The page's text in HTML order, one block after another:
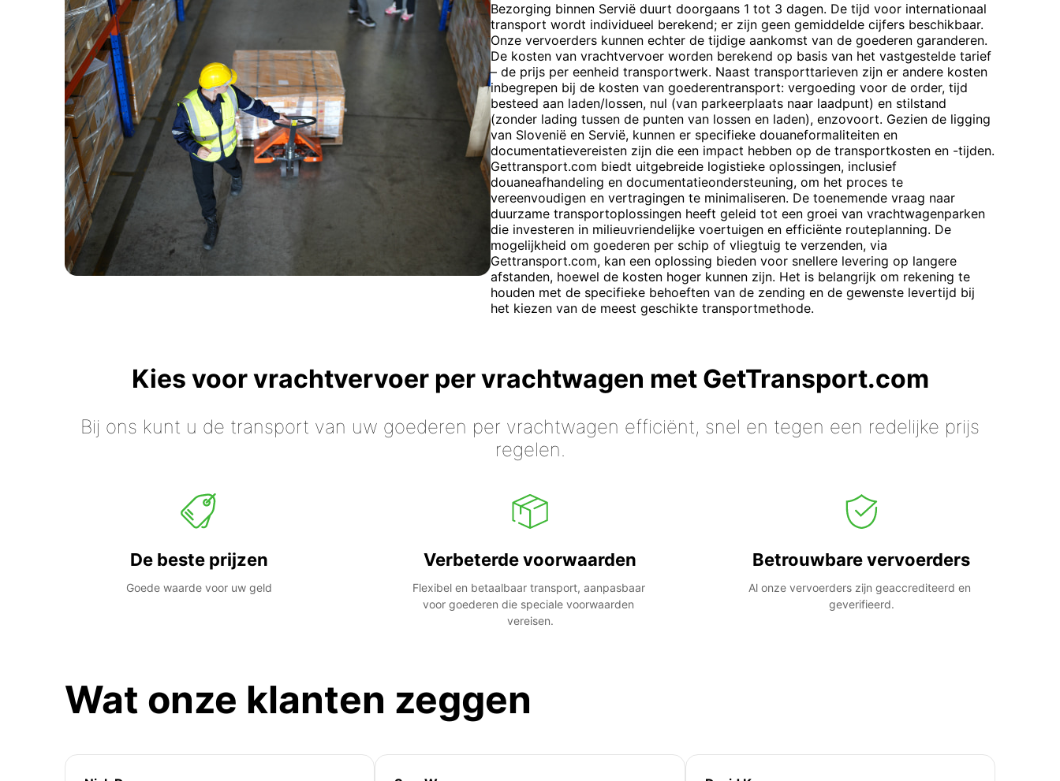
Bezorging binnen Servië duurt doorgaans 1 tot 3 dagen. De tijd voor internationaal
transport wordt individueel berekend; er zijn geen gemiddelde cijfers beschikbaar.
Onze vervoerders kunnen echter de tijdige aankomst van de goederen garanderen.
De kosten van vrachtvervoer worden berekend op basis van het vastgestelde tarief
– de prijs per eenheid transportwerk. Naast transporttarieven zijn er andere kosten
inbegrepen bij de kosten van goederentransport: vergoeding voor de order, tijd
besteed aan laden/lossen, nul (van parkeerplaats naar laadpunt) en stilstand
(zonder lading tussen de punten van lossen en laden), enzovoort. Gezien de ligging
van Slovenië en Servië, kunnen er specifieke douaneformaliteiten en
documentatievereisten zijn die een impact hebben op de transportkosten en -tijden.
Gettransport.com biedt uitgebreide logistieke oplossingen, inclusief
douaneafhandeling en documentatieondersteuning, om het proces te
vereenvoudigen en vertragingen te minimaliseren. De toenemende vraag naar
duurzame transportoplossingen heeft geleid tot een groei van vrachtwagenparken
die investeren in milieuvriendelijke voertuigen en efficiënte routeplanning. De
mogelijkheid om goederen per schip of vliegtuig te verzenden, via
Gettransport.com, kan een oplossing bieden voor snellere levering op langere
afstanden, hoewel de kosten hoger kunnen zijn. Het is belangrijk om rekening te
houden met de specifieke behoeften van de zending en de gewenste levertijd bij
het kiezen van de meest geschikte transportmethode.
Kies voor vrachtvervoer per vrachtwagen met GetTransport.com
Bij ons kunt u de transport van uw goederen per vrachtwagen efficiënt, snel en tegen een redelijke prijs
regelen.
De beste prijzen
Goede waarde voor uw geld
Verbeterde voorwaarden
Flexibel en betaalbaar transport, aanpasbaar
voor goederen die speciale voorwaarden
vereisen.
Betrouwbare vervoerders
Al onze vervoerders zijn geaccrediteerd en
geverifieerd.
Wat onze klanten zeggen